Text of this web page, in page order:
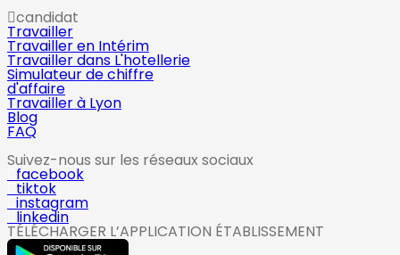
candidat
Travailler
Travailler en Intérim
Travailler dans L'hotellerie
Simulateur de chiffre
d'affaire
Travailler à Lyon
Blog
FAQ
Suivez-nous sur les réseaux sociaux
facebook
tiktok
instagram
linkedin
TÉLÉCHARGER L’APPLICATION ÉTABLISSEMENT